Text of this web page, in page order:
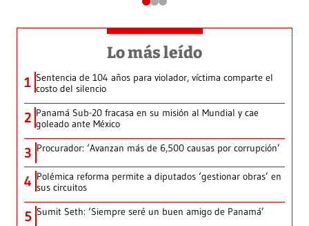
Lo más leído
1 Sentencia de 104 años para violador, víctima comparte el
costo del silencio
2 Panamá Sub-20 fracasa en su misión al Mundial y cae
goleado ante México
3 Procurador: ‘Avanzan más de 6,500 causas por corrupción’
4 Polémica reforma permite a diputados ‘gestionar obras’ en
sus circuitos
5 Sumit Seth: ‘Siempre seré un buen amigo de Panamá’